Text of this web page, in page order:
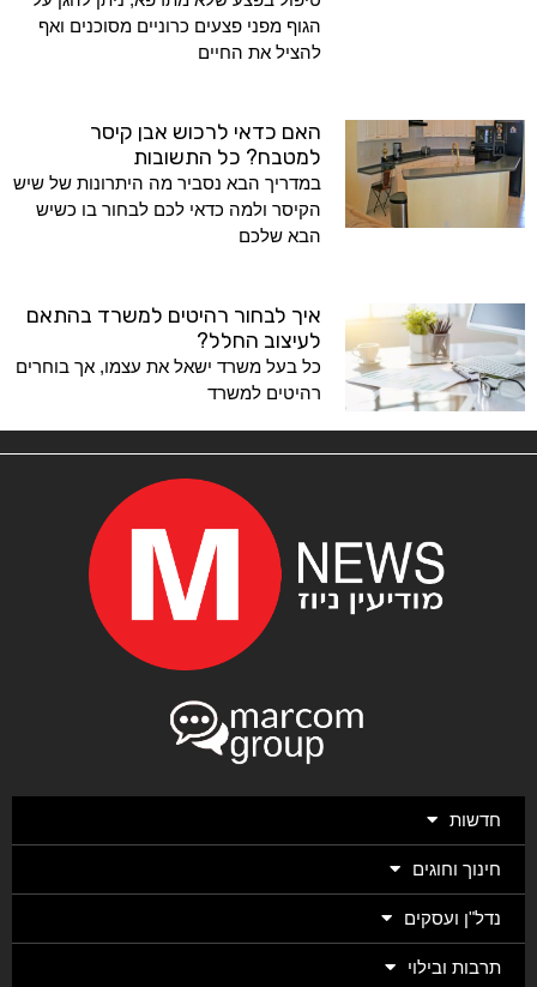
הגוף מפני פצעים כרוניים מסוכנים ואף
להציל את החיים
האם כדאי לרכוש אבן קיסר
למטבח? כל התשובות
במדריך הבא נסביר מה היתרונות של שיש
הקיסר ולמה כדאי לכם לבחור בו כשיש
הבא שלכם
איך לבחור רהיטים למשרד בהתאם
לעיצוב החלל?
כל בעל משרד ישאל את עצמו, אך בוחרים
רהיטים למשרד
חדשות
חינוך וחוגים
נדל"ן ועסקים
תרבות ובילוי